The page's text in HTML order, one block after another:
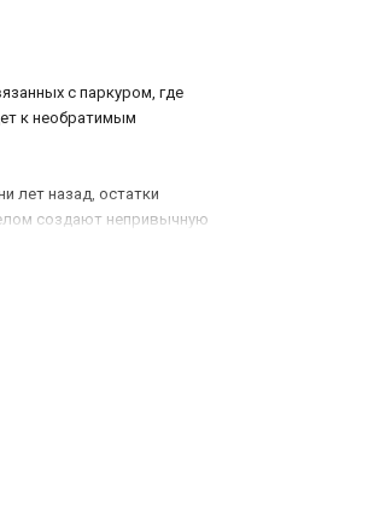
с паркуром, где
к необратимым
лет назад, остатки
создают непривычную